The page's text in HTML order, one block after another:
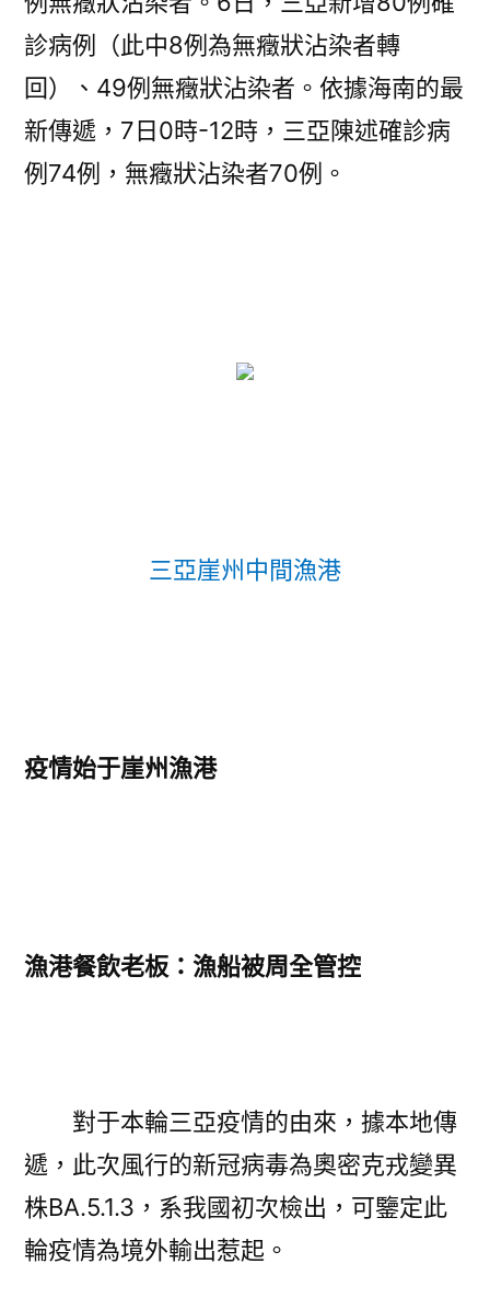
診病例（此中8例為無癥狀沾染者轉
回）、49例無癥狀沾染者。依據海南的最
新傳遞，7日0時-12時，三亞陳述確診病
例74例，無癥狀沾染者70例。
三亞崖州中間漁港
疫情始于崖州漁港
漁港餐飲老板：漁船被周全管控
對于本輪三亞疫情的由來，據本地傳
遞，此次風行的新冠病毒為奧密克戎變異
株BA.5.1.3，系我國初次檢出，可鑒定此
輪疫情為境外輸出惹起。